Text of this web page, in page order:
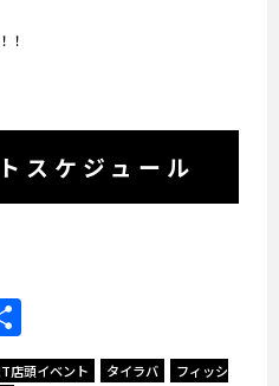
！
スケジュール
有
店頭イベント タイラバ
フィッシ